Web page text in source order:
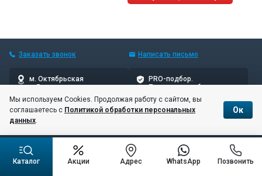
Заказать звонок Написать письмо
м. Октябрьская
5 мин пешком
PRO-подбор.
Проверенные бренды
© 10баллов, 2006–2026
Соглашение об обработке и хранении персональных данных
Каталог Акции Адрес WhatsApp Позвонить
Мы используем Cookies. Продолжая работу с сайтом, вы
соглашаетесь с Политикой обработки персональных
данных.
Ок